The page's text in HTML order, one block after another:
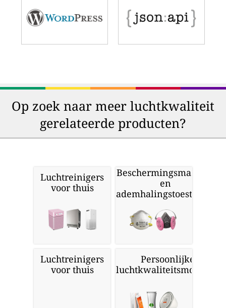
Op zoek naar meer luchtkwaliteit
gerelateerde producten?
Luchtreinigers
voor thuis
Beschermingsmaskers
en
ademhalingstoestellen
Luchtreinigers
voor thuis
Persoonlijke
luchtkwaliteitsmonitors